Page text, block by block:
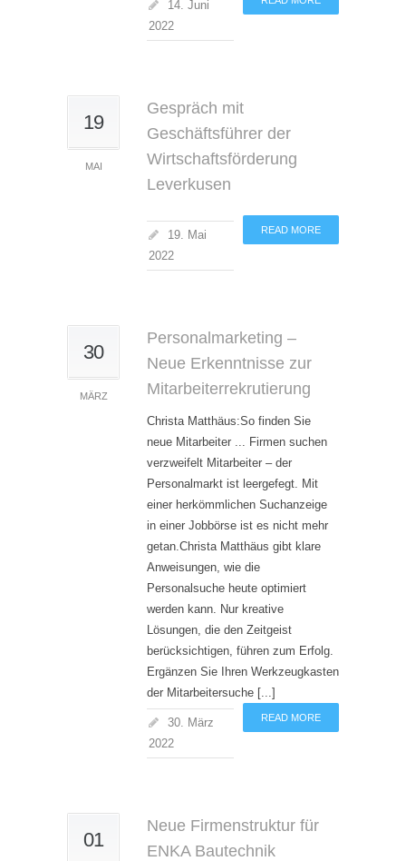
14. Juni
2022
19
MAI
Gespräch mit
Geschäftsführer der
Wirtschaftsförderung
Leverkusen
READ MORE
19. Mai
2022
30
MÄRZ
Personalmarketing –
Neue Erkenntnisse zur
Mitarbeiterrekrutierung
Christa Matthäus:So finden Sie
neue Mitarbeiter ... Firmen suchen
verzweifelt Mitarbeiter – der
Personalmarkt ist leergefegt. Mit
einer herkömmlichen Suchanzeige
in einer Jobbörse ist es nicht mehr
getan.Christa Matthäus gibt klare
Anweisungen, wie die
Personalsuche heute optimiert
werden kann. Nur kreative
Lösungen, die den Zeitgeist
berücksichtigen, führen zum Erfolg.
Ergänzen Sie Ihren Werkzeugkasten
der Mitarbeitersuche [...]
READ MORE
30. März
2022
01
Neue Firmenstruktur für
ENKA Bautechnik